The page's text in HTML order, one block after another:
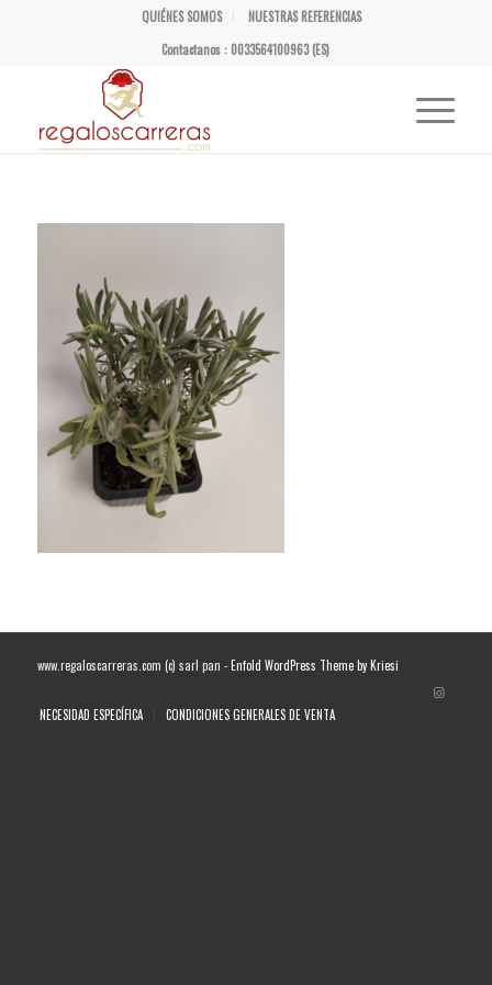
QUIÉNES SOMOS
NUESTRAS REFERENCIAS
Contactanos : 0033564100963 (ES)
www.regaloscarreras.com (c) sarl pan -Enfold WordPress Theme by Kriesi
NECESIDAD ESPECÍFICA CONDICIONES GENERALES DE VENTA